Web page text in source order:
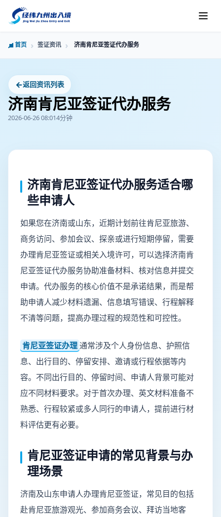
首页 签证资讯 济南肯尼亚签证代办服务
←返回资讯列表
济南肯尼亚签证代办服务
2026-06-26 08:014分钟
济南肯尼亚签证代办服务适合哪
些申请人
如果您在济南或山东，近期计划前往肯尼亚旅游、
商务访问、参加会议、探亲或进行短期停留，需要
办理肯尼亚签证或相关入境许可，可以选择济南肯
尼亚签证代办服务协助准备材料、核对信息并提交
申请。代办服务的核心价值不是承诺结果，而是帮
助申请人减少材料遗漏、信息填写错误、行程解释
不清等问题，提高办理过程的规范性和可控性。
肯尼亚签证办理通常涉及个人身份信息、护照信
息、出行目的、停留安排、邀请或行程依据等内
容。不同出行目的、停留时间、申请人背景可能对
应不同材料要求。对于首次办理、英文材料准备不
熟悉、行程较紧或多人同行的申请人，提前进行材
料评估更有必要。
肯尼亚签证申请的常见背景与办
理场景
济南及山东申请人办理肯尼亚签证，常见目的包括
赴肯尼亚旅游观光、参加商务会议、拜访当地客